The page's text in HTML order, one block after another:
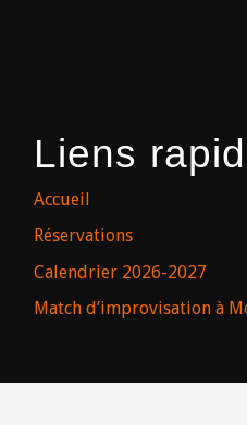
Liens
Accueil
Réservations
Calendrier 2026-2027
Match d’improvisation à